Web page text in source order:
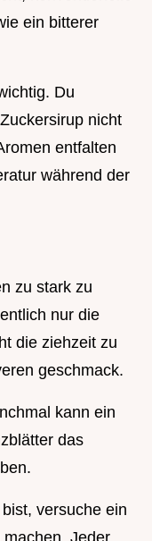
ein bitterer
Du
nicht
entfalten
während der
zu stark zu
nur die
die ziehzeit zu
geschmack.
kann ein
das
versuche ein